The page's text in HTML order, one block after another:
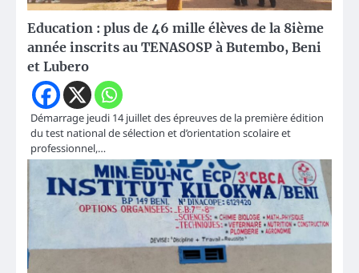
Education : plus de 46 mille élèves de la 8ième
année inscrits au TENASOSP à Butembo, Beni
et Lubero
Démarrage jeudi 14 juillet des épreuves de la première édition
du test national de sélection et d’orientation scolaire et
professionnel,…